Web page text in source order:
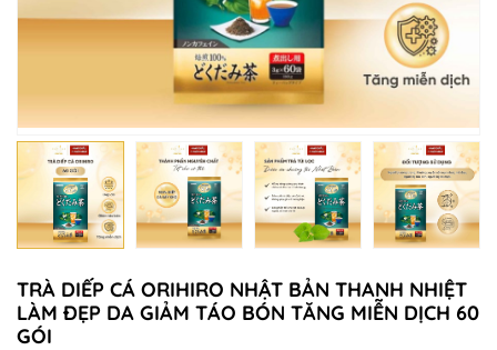
TRÀ DIẾP CÁ ORIHIRO NHẬT BẢN THANH NHIỆT
LÀM ĐẸP DA GIẢM TÁO BÓN TĂNG MIỄN DỊCH 60
GÓI